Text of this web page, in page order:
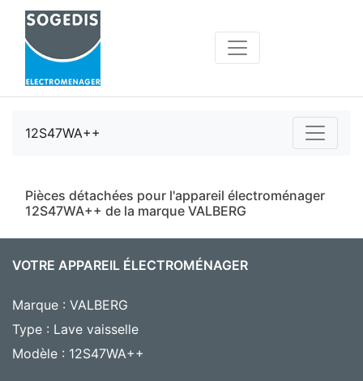
12S47WA++
Pièces détachées pour l'appareil électroménager
12S47WA++ de la marque VALBERG
VOTRE APPAREIL ÉLECTROMÉNAGER
Marque : VALBERG
Type : Lave vaisselle
Modèle : 12S47WA++